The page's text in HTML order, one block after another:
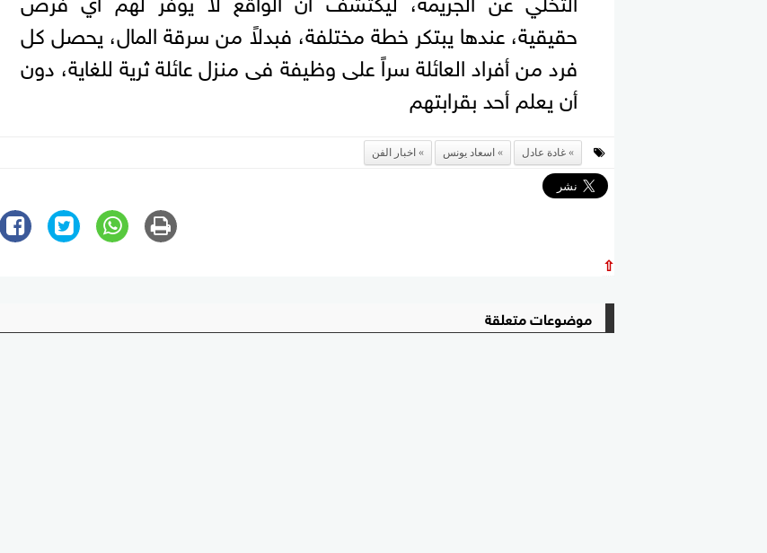
حقيقية، عندها يبتكر خطة مختلفة، فبدلاً من سرقة المال، يحصل كل
فرد من أفراد العائلة سراً على وظيفة فى منزل عائلة ثرية للغاية، دون
أن يعلم أحد بقرابتهم
غادة عادل اسعاد يونس اخبار الفن
⇧
موضوعات متعلقة